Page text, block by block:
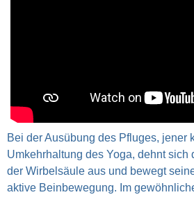
Bei der Ausübung des Pfluges, jener
Umkehrhaltung des Yoga, dehnt sich
der Wirbelsäule aus und bewegt
aktive Beinbewegung. Im